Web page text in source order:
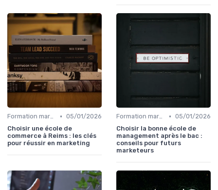
Formation marketing & upskilling • 05/01/2026
Choisir une école de
commerce à Reims : les clés
pour réussir en marketing
Formation marketing & upskilling • 05/01/2026
Choisir la bonne école de
management après le bac :
conseils pour futurs
marketeurs